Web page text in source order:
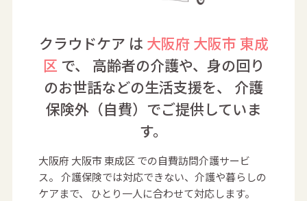
クラウドケア は 大阪府 大阪市 東成
区 で、
高齢者の介護や、身の回り
のお世話などの生活支援を、
介護
保険外（自費）でご提供していま
す。
大阪府 大阪市 東成区 での自費訪問介護サービ
ス。 介護保険では対応できない、介護や暮らしの
ケアまで、
ひとり一人に合わせて対応します。